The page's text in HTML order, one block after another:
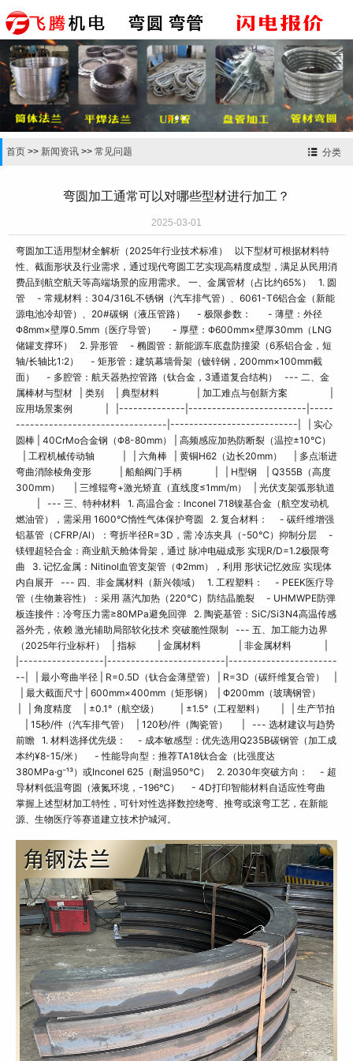


分类
首页 >> 新闻资讯 >> 常见问题
弯圆加工通常可以对哪些型材进行加工？
2025-03-01
弯圆加工适用型材全解析（2025年行业技术标准） 以下型材可根据材料特
性、截面形状及行业需求，通过现代弯圆工艺实现高精度成型，满足从民用消
费品到航空航天等高端场景的应用需求。 一、金属管材（占比约65%） 1. 圆
管 - 常规材料：304/316L不锈钢（汽车排气管）、6061-T6铝合金（新能
源电池冷却管）、20#碳钢（液压管路） - 极限参数： - 薄壁：外径
Φ8mm×壁厚0.5mm（医疗导管） - 厚壁：Φ600mm×壁厚30mm（LNG
储罐支撑环） 2. 异形管 - 椭圆管：新能源车底盘防撞梁（6系铝合金，短
轴/长轴比1:2） - 矩形管：建筑幕墙骨架（镀锌钢，200mm×100mm截
面） - 多腔管：航天器热控管路（钛合金，3通道复合结构） --- 二、金
属棒材与型材 | 类别 | 典型材料 | 加工难点与创新方案 |
应用场景案例 | |--------------|-------------------------|-----
--------------------------------|---------------------------| | 实心
圆棒 | 40CrMo合金钢（Φ8-80mm） | 高频感应加热防断裂（温控±10℃）
| 工程机械传动轴 | | 六角棒 | 黄铜H62（边长20mm） | 多点渐进
弯曲消除棱角变形 | 船舶阀门手柄 | | H型钢 | Q355B（高度
300mm） | 三维辊弯+激光矫直（直线度≤1mm/m） | 光伏支架弧形轨道
| --- 三、特种材料 1. 高温合金：Inconel 718镍基合金（航空发动机
燃油管），需采用 1600℃惰性气体保护弯圆 2. 复合材料： - 碳纤维增强
铝基管（CFRP/Al）：弯折半径R=3D，需 冷冻夹具（-50℃）抑制分层 -
镁锂超轻合金：商业航天舱体骨架，通过 脉冲电磁成形 实现R/D=1.2极限弯
曲 3. 记忆金属：Nitinol血管支架管（Φ2mm），利用 形状记忆效应 实现体
内自展开 --- 四、非金属材料（新兴领域） 1. 工程塑料： - PEEK医疗导
管（生物兼容性）：采用 蒸汽加热（220℃）防结晶脆裂 - UHMWPE防弹
板连接件：冷弯压力需≥80MPa避免回弹 2. 陶瓷基管：SiC/Si3N4高温传感
器外壳，依赖 激光辅助局部软化技术 突破脆性限制 --- 五、加工能力边界
（2025年行业标杆） | 指标 | 金属材料 | 非金属材料 |
|------------------|-------------------------|-----------------------
--| | 最小弯曲半径 | R=0.5D（钛合金薄壁管） | R=3D（碳纤维复合管） |
| 最大截面尺寸 | 600mm×400mm（矩形钢） | Φ200mm（玻璃钢管）
| | 角度精度 | ±0.1°（航空级） | ±1.5°（工程塑料） | | 生产节拍
| 15秒/件（汽车排气管） | 120秒/件（陶瓷管） | --- 选材建议与趋势
前瞻 1. 材料选择优先级： - 成本敏感型：优先选用Q235B碳钢管（加工成
本约¥8-15/米） - 性能导向型：推荐TA18钛合金（比强度达
380MPa·g⁻¹³）或Inconel 625（耐温950℃） 2. 2030年突破方向： - 超
导材料低温弯圆（液氮环境，-196℃） - 4D打印智能材料自适应性弯曲
掌握上述型材加工特性，可针对性选择数控绕弯、推弯或滚弯工艺，在新能
源、生物医疗等赛道建立技术护城河。